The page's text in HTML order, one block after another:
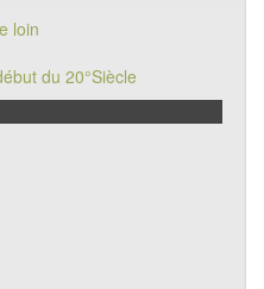
loin
du 20°Siècle